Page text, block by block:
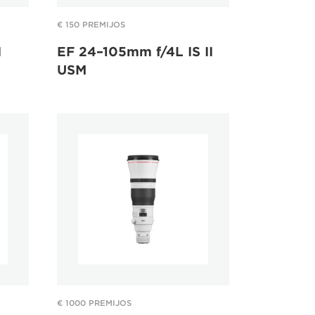
€ 150 PREMIJOS
EF 24–105mm f/4L IS II
USM
€ 1000 PREMIJOS